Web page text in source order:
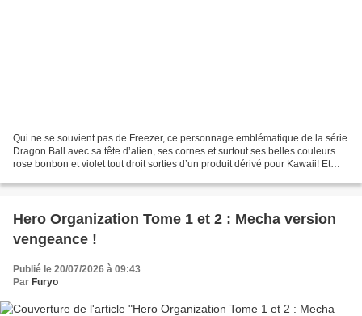
Qui ne se souvient pas de Freezer, ce personnage emblématique de la série
Dragon Ball avec sa tête d’alien, ses cornes et surtout ses belles couleurs
rose bonbon et violet tout droit sorties d’un produit dérivé pour Kawaii! Et
Hero Organization Tome 1 et 2 : Mecha version
vengeance !
Publié le 20/07/2026 à 09:43
Par Furyo